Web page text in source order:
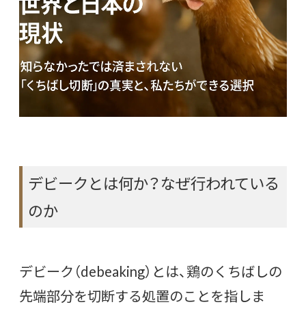
デビークとは何か？なぜ行われている
のか
デビーク（debeaking）とは、鶏のくちばしの
先端部分を切断する処置のことを指しま